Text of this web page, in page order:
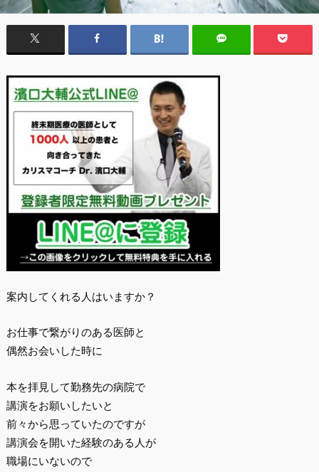
案内してくれる人はいますか？
お仕事で繋がりのある医師と
偶然お会いした時に
本を拝見して勤務先の病院で
講演をお願いしたいと
前々から思っていたのですが
講演会を開いた経験のある人が
職場にいないので